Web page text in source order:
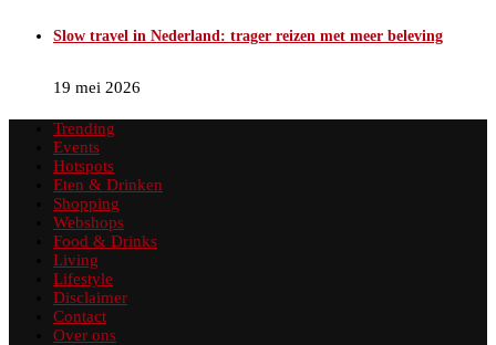
Slow travel in Nederland: trager reizen met meer beleving
19 mei 2026
Trending
Events
Hotspots
Eten & Drinken
Shopping
Webshops
Food & Drinks
Living
Lifestyle
Disclaimer
Contact
Over ons